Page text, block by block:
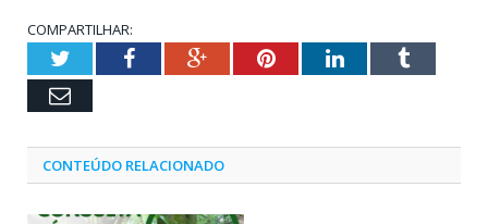
COMPARTILHAR:
TwitterFacebookGoogle+PinterestLinkedInTumblr
Email
CONTEÚDO RELACIONADO